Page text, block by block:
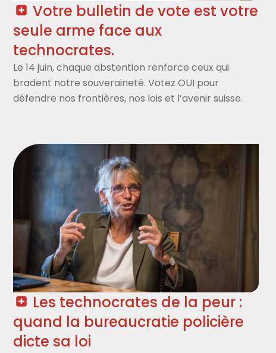
Votre bulletin de vote est votre
seule arme face aux
technocrates.
Le 14 juin, chaque abstention renforce ceux qui
bradent notre souveraineté. Votez OUI pour
défendre nos frontières, nos lois et l’avenir suisse.
Les technocrates de la peur :
quand la bureaucratie policière
dicte sa loi